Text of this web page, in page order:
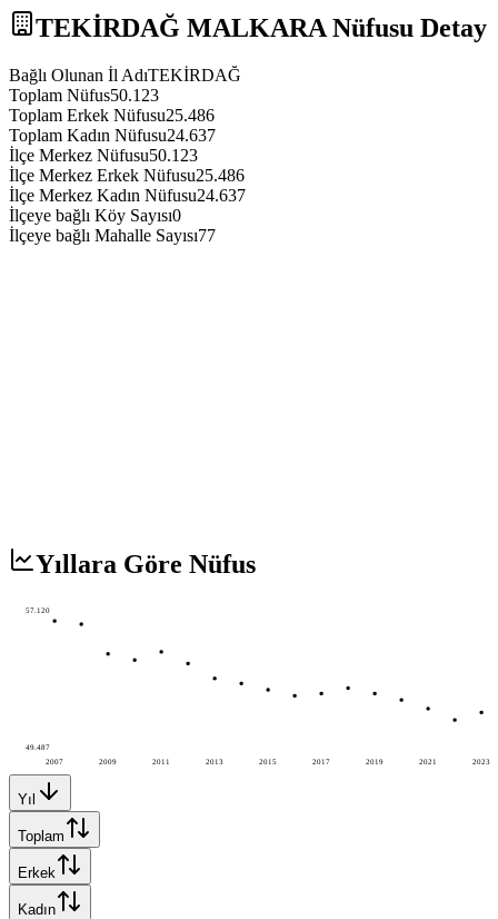
TEKİRDAĞ MALKARA Nüfusu Detay
Bağlı Olunan İl AdıTEKİRDAĞ
Toplam Nüfus50.123
Toplam Erkek Nüfusu25.486
Toplam Kadın Nüfusu24.637
İlçe Merkez Nüfusu50.123
İlçe Merkez Erkek Nüfusu25.486
İlçe Merkez Kadın Nüfusu24.637
İlçeye bağlı Köy Sayısı0
İlçeye bağlı Mahalle Sayısı77
Yıllara Göre Nüfus
2007 2009 2011 2013 2015 2017 2019 2021 2023
57.120
49.487
Yıl
Toplam
Erkek
Kadın